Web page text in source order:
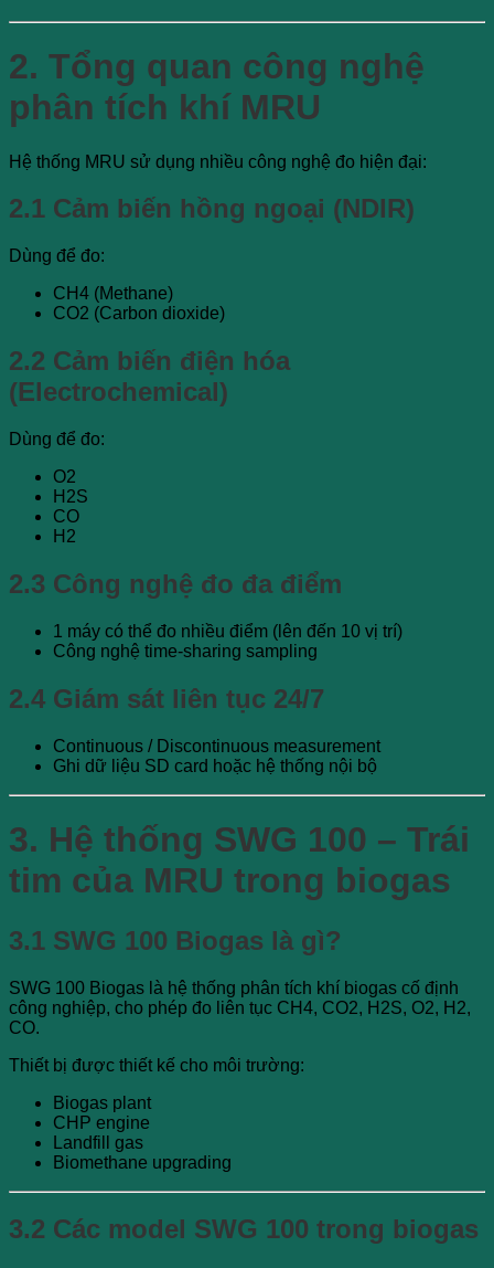
2. Tổng quan công nghệ
phân tích khí MRU
Hệ thống MRU sử dụng nhiều công nghệ đo hiện đại:
2.1 Cảm biến hồng ngoại (NDIR)
Dùng để đo:
CH4 (Methane)
CO2 (Carbon dioxide)
2.2 Cảm biến điện hóa
(Electrochemical)
Dùng để đo:
O2
H2S
CO
H2
2.3 Công nghệ đo đa điểm
1 máy có thể đo nhiều điểm (lên đến 10 vị trí)
Công nghệ time-sharing sampling
2.4 Giám sát liên tục 24/7
Continuous / Discontinuous measurement
Ghi dữ liệu SD card hoặc hệ thống nội bộ
3. Hệ thống SWG 100 – Trái
tim của MRU trong biogas
3.1 SWG 100 Biogas là gì?
SWG 100 Biogas là hệ thống phân tích khí biogas cố định
công nghiệp, cho phép đo liên tục CH4, CO2, H2S, O2, H2,
CO.
Thiết bị được thiết kế cho môi trường:
Biogas plant
CHP engine
Landfill gas
Biomethane upgrading
3.2 Các model SWG 100 trong biogas